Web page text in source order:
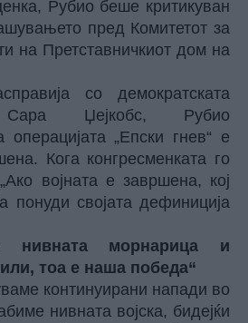
Рубио беше критикуван
пред Комитетот за
на Претставничкиот дом на
со демократската
Сара Џејкобс, Рубио
операцијата „Епски гнев“ е
Кога конгресменката го
војната е завршена, кој
понуди својата дефиниција
нивната морнарица и
тоа е наша победа“
континуирани напади во
нивната војска, бидејќи